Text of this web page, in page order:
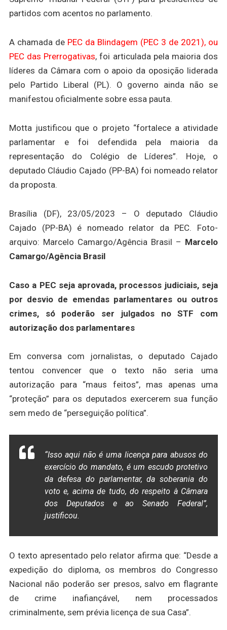
partidos com acentos no parlamento.
A chamada de PEC da Blindagem (PEC 3 de 2021), ou
PEC das Prerrogativas, foi articulada pela maioria dos
líderes da Câmara com o apoio da oposição liderada
pelo Partido Liberal (PL). O governo ainda não se
manifestou oficialmente sobre essa pauta.
Motta justificou que o projeto “fortalece a atividade
parlamentar e foi defendida pela maioria da
representação do Colégio de Líderes”. Hoje, o
deputado Cláudio Cajado (PP-BA) foi nomeado relator
da proposta.
Brasília (DF), 23/05/2023 – O deputado Cláudio
Cajado (PP-BA) é nomeado relator da PEC. Foto-
arquivo: Marcelo Camargo/Agência Brasil – Marcelo
Camargo/Agência Brasil
Caso a PEC seja aprovada, processos judiciais, seja
por desvio de emendas parlamentares ou outros
crimes, só poderão ser julgados no STF com
autorização dos parlamentares
Em conversa com jornalistas, o deputado Cajado
tentou convencer que o texto não seria uma
autorização para “maus feitos”, mas apenas uma
“proteção” para os deputados exercerem sua função
sem medo de “perseguição política”.
“Isso aqui não é uma licença para abusos do
exercício do mandato, é um escudo protetivo
da defesa do parlamentar, da soberania do
voto e, acima de tudo, do respeito à Câmara
dos Deputados e ao Senado Federal”,
justificou.
O texto apresentado pelo relator afirma que: “Desde a
expedição do diploma, os membros do Congresso
Nacional não poderão ser presos, salvo em flagrante
de crime inafiançável, nem processados
criminalmente, sem prévia licença de sua Casa”.